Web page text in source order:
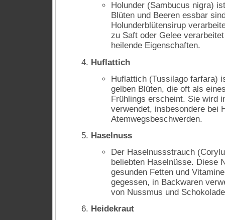
Holunder (Sambucus nigra)
Blüten und Beeren essbar
Holunderblütensirup
zu Saft oder Gelee
heilende Eigenschaften.
Huflattich
Huflattich (Tussilago farfara)
gelben Blüten, die oft als
Frühlings erscheint. Sie wird
verwendet, insbesondere bei
Atemwegsbeschwerden.
Haselnuss
Der Haselnussstrauch
beliebten Haselnüsse. Diese
gesunden Fetten und
gegessen, in Backwaren
von Nussmus und
Heidekraut